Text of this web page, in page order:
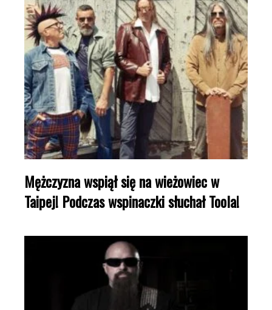
Mężczyzna wspiął się na wieżowiec w
Taipej! Podczas wspinaczki słuchał Toola!